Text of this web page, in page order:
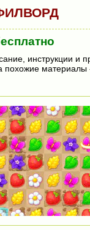
инструкции и
похожие